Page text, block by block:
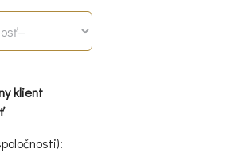
klient